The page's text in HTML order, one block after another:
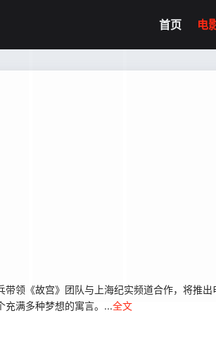
首页 电
领《故宫》团队与上海纪实频道合作，将推出
充满多种梦想的寓言。...全文